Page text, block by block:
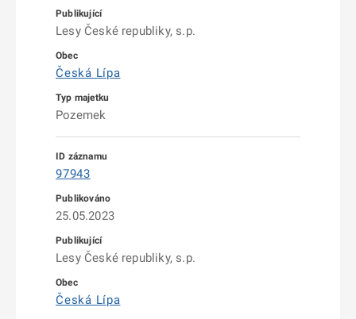
Lesy České republiky, s.p.
Česká Lípa
Pozemek
97943
25.05.2023
Lesy České republiky, s.p.
Česká Lípa